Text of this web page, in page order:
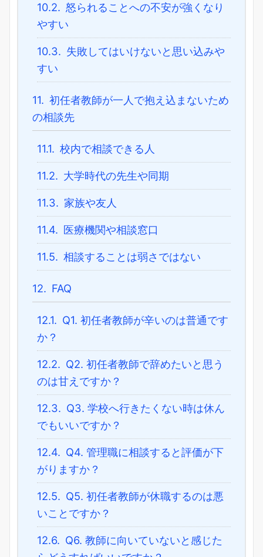
10.2. 怒られることへの不安が強くなり
やすい
10.3. 失敗してはいけないと思い込みや
すい
11. 初任者教師が一人で抱え込まないため
の相談先
11.1. 校内で相談できる人
11.2. 大学時代の先生や同期
11.3. 家族や友人
11.4. 医療機関や相談窓口
11.5. 相談することは弱さではない
12. FAQ
12.1. Q1. 初任者教師が辛いのは普通です
か？
12.2. Q2. 初任者教師で辞めたいと思う
のは甘えですか？
12.3. Q3. 学校へ行きたくない時は休ん
でもいいですか？
12.4. Q4. 管理職に相談すると評価が下
がりますか？
12.5. Q5. 初任者教師が休職するのは悪
いことですか？
12.6. Q6. 教師に向いていないと感じた